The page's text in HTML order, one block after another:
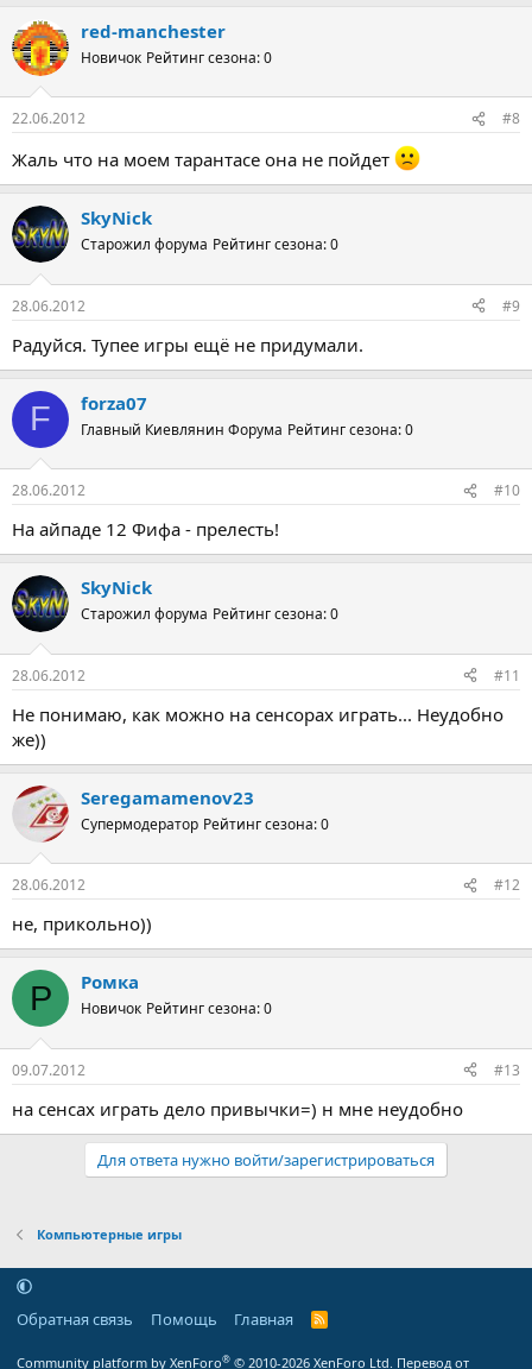
red-manchester
Новичок Рейтинг сезона: 0
22.06.2012 #8
Жаль что на моем тарантасе она не пойдет
SkyNick
Старожил форума Рейтинг сезона: 0
28.06.2012 #9
Радуйся. Тупее игры ещё не придумали.
F forza07
Главный Киевлянин Форума Рейтинг сезона: 0
28.06.2012 #10
На айпаде 12 Фифа - прелесть!
SkyNick
Старожил форума Рейтинг сезона: 0
28.06.2012 #11
Не понимаю, как можно на сенсорах играть... Неудобно
же))
Seregamamenov23
Супермодератор Рейтинг сезона: 0
28.06.2012 #12
не, прикольно))
Р Ромка
Новичок Рейтинг сезона: 0
09.07.2012 #13
на сенсах играть дело привычки=) н мне неудобно
Для ответа нужно войти/зарегистрироваться
Компьютерные игры
Обратная связь Помощь Главная
R
Community platform by XenForo® © 2010-2026 XenForo Ltd. Перевод от